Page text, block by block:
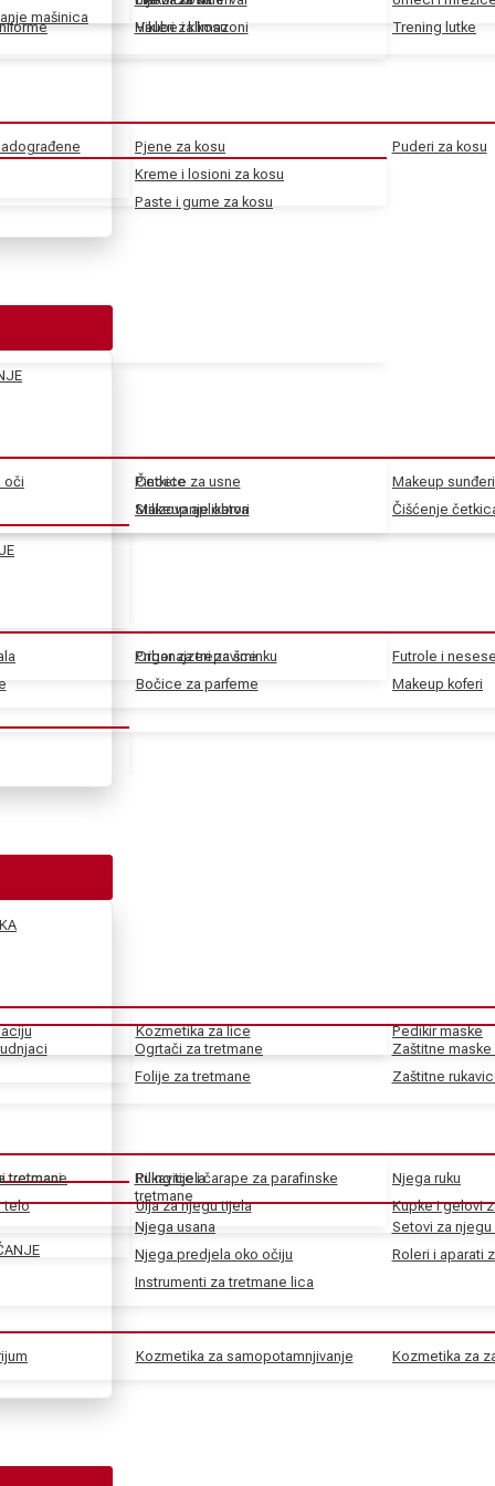
mašinica
Haube i klimazoni
Pjene za kosu
Kreme i losioni za kosu
Paste i gume za kosu
Puderi za kosu
Vikleri za kosu
Trening lutke
oči
Pincete
Stilizovanje obrva
Pribor za trepavice
Četkice za usne
Makeup aplikatori
Makeup sunđeri
Čišćenje
Organajzeri za šminku
Bočice za parfeme
Futrole i
Makeup koferi
tretmane
Rukavice i čarape za parafinske
tretmane
Ogrtači za tretmane
Folije za tretmane
Zaštitne
Zaštitne
Njega usana
Njega predjela oko očiju
Instrumenti za tretmane lica
Setovi za njegu
Roleri i aparati
Kozmetika za lice Pedikir maske
tretmani
telo
Piling tijela
Ulja za njegu tijela
Njega ruku
Kupke i gelovi
Kozmetika za samopotamnjivanje Kozmetika za